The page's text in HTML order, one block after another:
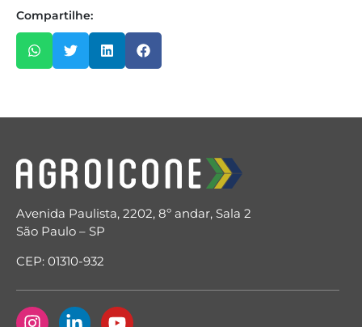
Compartilhe:
Avenida Paulista, 2202, 8º andar, Sala 2
São Paulo – SP
CEP: 01310-932